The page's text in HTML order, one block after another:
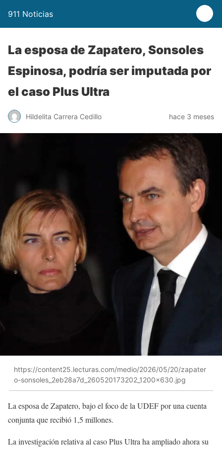
911 Noticias
La esposa de Zapatero, Sonsoles
Espinosa, podría ser imputada por
el caso Plus Ultra
Hildelita Carrera Cedillo hace 3 meses
https://content25.lecturas.com/medio/2026/05/20/zapater
o-sonsoles_2eb28a7d_260520173202_1200x630.jpg
La esposa de Zapatero, bajo el foco de la UDEF por una cuenta
conjunta que recibió 1,5 millones.
La investigación relativa al caso Plus Ultra ha ampliado ahora su